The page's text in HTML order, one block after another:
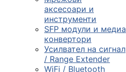
аксесоари и
инструменти
SFP модули и медиа
конвертори
Усилвател на сигнал
/ Range Extender
WiFi / Bluetooth